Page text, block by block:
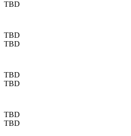
TBD
TBD
TBD
TBD
TBD
TBD
TBD